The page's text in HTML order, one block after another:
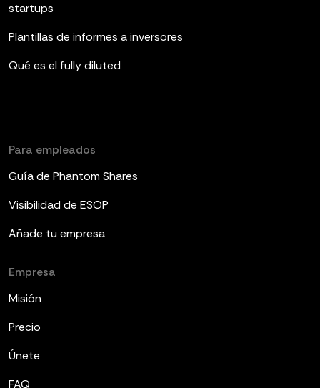
startups
Plantillas de informes a inversores
Qué es el fully diluted
Para empleados
Guía de Phantom Shares
Visibilidad de ESOP
Añade tu empresa
Empresa
Misión
Precio
Únete
FAQ